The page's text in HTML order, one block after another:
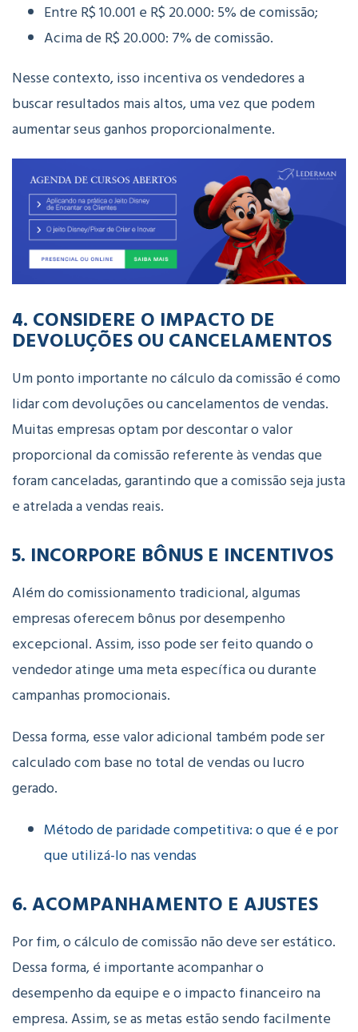
Entre R$ 10.001 e R$ 20.000: 5% de comissão;
Acima de R$ 20.000: 7% de comissão.
Nesse contexto, isso incentiva os vendedores a
buscar resultados mais altos, uma vez que podem
aumentar seus ganhos proporcionalmente.
4. CONSIDERE O IMPACTO DE
DEVOLUÇÕES OU CANCELAMENTOS
Um ponto importante no cálculo da comissão é como
lidar com devoluções ou cancelamentos de vendas.
Muitas empresas optam por descontar o valor
proporcional da comissão referente às vendas que
foram canceladas, garantindo que a comissão seja justa
e atrelada a vendas reais.
5. INCORPORE BÔNUS E INCENTIVOS
Além do comissionamento tradicional, algumas
empresas oferecem bônus por desempenho
excepcional. Assim, isso pode ser feito quando o
vendedor atinge uma meta específica ou durante
campanhas promocionais.
Dessa forma, esse valor adicional também pode ser
calculado com base no total de vendas ou lucro
gerado.
Método de paridade competitiva: o que é e por
que utilizá-lo nas vendas
6. ACOMPANHAMENTO E AJUSTES
Por fim, o cálculo de comissão não deve ser estático.
Dessa forma, é importante acompanhar o
desempenho da equipe e o impacto financeiro na
empresa. Assim, se as metas estão sendo facilmente